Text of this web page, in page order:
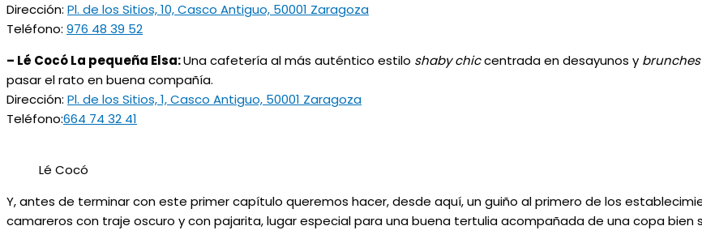
Dirección: Pl. de los Sitios, 10, Casco Antiguo, 50001 Zaragoza
Teléfono: 976 48 39 52
– Lé Cocó La pequeña Elsa:Una cafetería al más auténtico estilo shaby chiccentrada en desayunos y brunches
pasar el rato en buena compañía.
Dirección: Pl. de los Sitios, 1, Casco Antiguo, 50001 Zaragoza
Teléfono:664 74 32 41
Lé Cocó
Y, antes de terminar con este primer capítulo queremos hacer, desde aquí, un guiño al primero de los
camareros con traje oscuro y con pajarita, lugar especial para una buena tertulia acompañada de una copa bien